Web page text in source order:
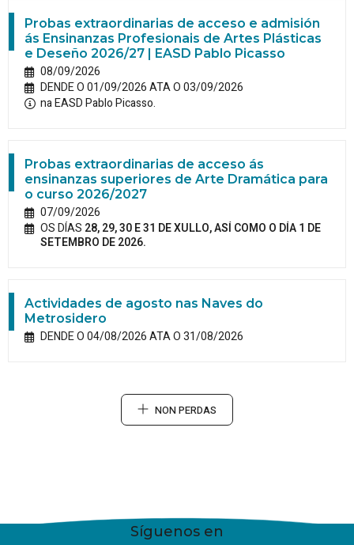
Probas extraordinarias de acceso e admisión
ás Ensinanzas Profesionais de Artes Plásticas
e Deseño 2026/27 | EASD Pablo Picasso
08/09/2026
DENDE O 01/09/2026 ATA O 03/09/2026
na EASD Pablo Picasso.
Probas extraordinarias de acceso ás
ensinanzas superiores de Arte Dramática para
o curso 2026/2027
07/09/2026
OS DÍAS 28, 29, 30 E 31 DE XULLO, ASÍ COMO O DÍA 1 DE
SETEMBRO DE 2026.
Actividades de agosto nas Naves do
Metrosidero
DENDE O 04/08/2026 ATA O 31/08/2026
NON PERDAS
Síguenos en